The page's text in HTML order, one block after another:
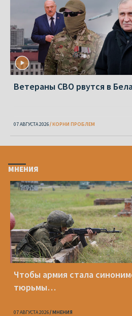
Ветераны СВО рвутся в
07 АВГУСТА 2026 КОРНИ ПРОБЛЕМ
МНЕНИЯ
Чтобы армия стала
тюрьмы…
07 АВГУСТА 2026 МНЕНИЯ